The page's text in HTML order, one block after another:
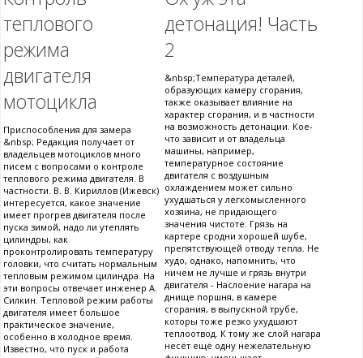
теплового
режима
двигателя
мотоцикла
Приспособления для замера
&nbsp; Редакция получает от
владельцев мотоциклов много
писем с вопросами о контроле
теплового режима двигателя. В
частности. В. В. Кириллов (Ижевск)
интересуется, какое значение
имеет прогрев двигателя после
пуска зимой, надо ли утеплять
цилиндры, как
проконтролировать температуру
головки, что считать нормальным
тепловым режимом цилиндра. На
эти вопросы отвечает инженер А.
Силкин. Тепловой режим работы
двигателя имеет большое
практическое значение,
особенно в холодное время.
Известно, что пуск и работа
детонация! Часть
2
&nbsp;Температура деталей,
образующих камеру сгорания,
также оказывает влияние на
характер сгорания, и в частности
на возможность детонации. Кое-
что зависит и от владельца
машины, например,
температурное состояние
двигателя с воздушным
охлаждением может сильно
ухудшаться у легкомысленного
хозяина, не придающего
значения чистоте. Грязь на
картере сродни хорошей шубе,
препятствующей отводу тепла. Не
худо, однако, напомнить, что
ничем не лучше и грязь внутри
двигателя - Наслоение нагара на
днище поршня, в камере
сгорания, в выпускной трубе,
которы тоже резко ухудшают
теплоотвод. К тому же слой нагара
несёт ещё одну нежелательную